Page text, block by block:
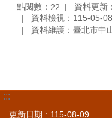
點閱數： 22
資料更新
資料檢視：115-05-
資料維護：臺北市中
:::
更新日期 115-08-09